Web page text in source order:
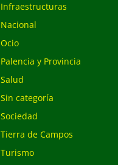
Infraestructuras
Nacional
Ocio
Palencia y Provincia
Salud
Sin categoría
Sociedad
Tierra de Campos
Turismo